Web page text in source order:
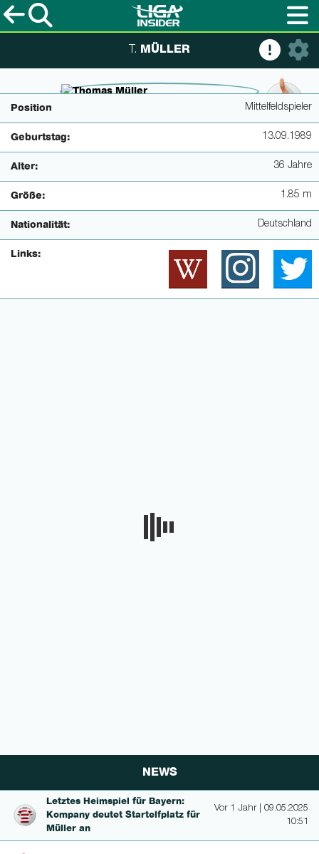
T. MÜLLER
© Alex Livesey/FIFA via Getty Images
Position Mittelfeldspieler
Geburtstag: 13.09.1989
Alter: 36 Jahre
Größe: 1.85 m
Nationalität: Deutschland
Links:
NEWS
Letztes Heimspiel für Bayern:
Kompany deutet Star­telfplatz für
Müller an
Vor 1 Jahr | 09.05.2025
10:51